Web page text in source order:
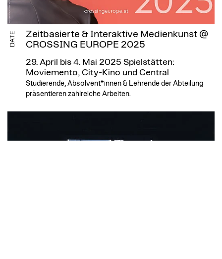
DATE
Zeitbasierte & Interaktive Medienkunst @
CROSSING EUROPE 2025
29. April bis 4. Mai 2025 Spielstätten:
Moviemento, City-Kino und Central
Studierende, Absolvent*innen & Lehrende der Abteilung
präsentieren zahlreiche Arbeiten.